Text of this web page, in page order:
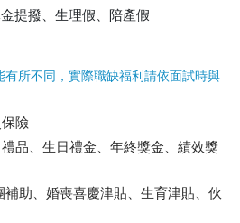
提撥、生理假、陪產假
所不同，實際職缺福利請依面試時與
險
品、生日禮金、年終獎金、績效獎
補助、婚喪喜慶津貼、生育津貼、伙